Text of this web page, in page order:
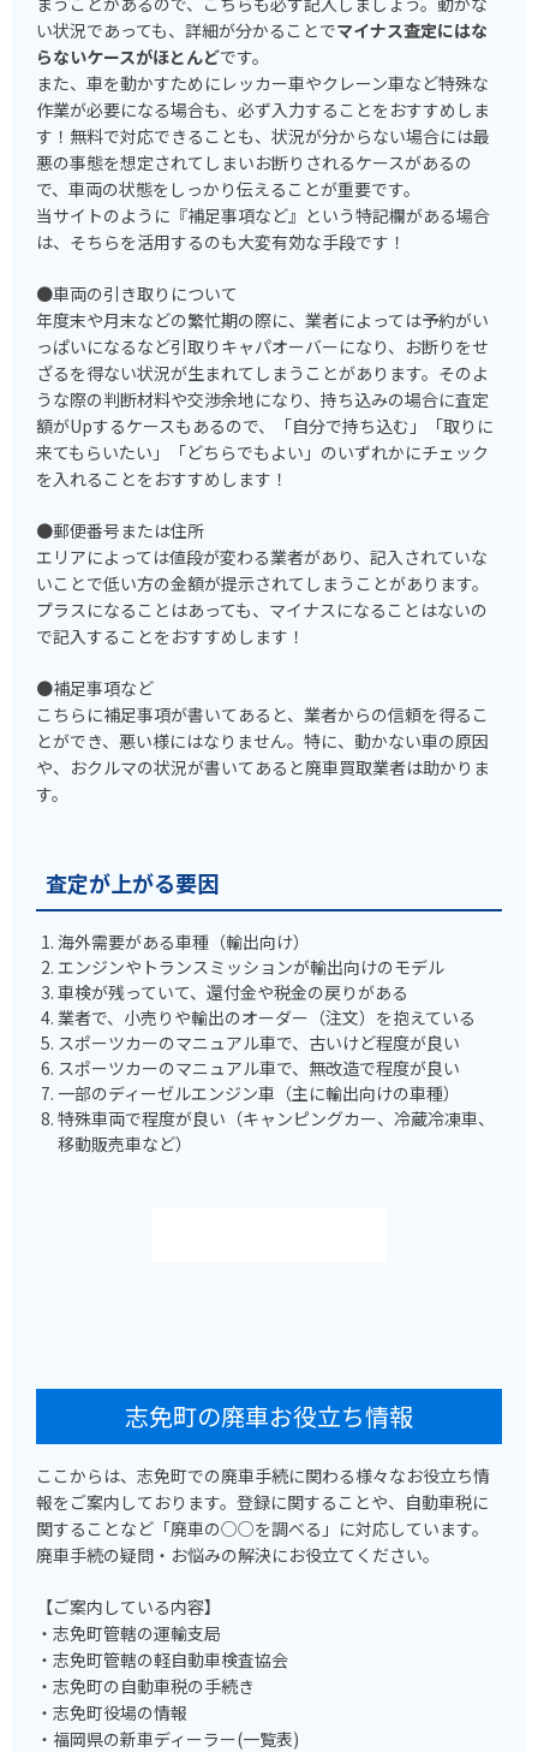
い状況であっても、詳細が分かることでマイナス査定にはな
らないケースがほとんどです。
また、車を動かすためにレッカー車やクレーン車など特殊な
作業が必要になる場合も、必ず入力することをおすすめしま
す！無料で対応できることも、状況が分からない場合には最
悪の事態を想定されてしまいお断りされるケースがあるの
で、車両の状態をしっかり伝えることが重要です。
当サイトのように『補足事項など』という特記欄がある場合
は、そちらを活用するのも大変有効な手段です！
●車両の引き取りについて
年度末や月末などの繁忙期の際に、業者によっては予約がい
っぱいになるなど引取りキャパオーバーになり、お断りをせ
ざるを得ない状況が生まれてしまうことがあります。そのよ
うな際の判断材料や交渉余地になり、持ち込みの場合に査定
額がUpするケースもあるので、「自分で持ち込む」「取りに
来てもらいたい」「どちらでもよい」のいずれかにチェック
を入れることをおすすめします！
●郵便番号または住所
エリアによっては値段が変わる業者があり、記入されていな
いことで低い方の金額が提示されてしまうことがあります。
プラスになることはあっても、マイナスになることはないの
で記入することをおすすめします！
●補足事項など
こちらに補足事項が書いてあると、業者からの信頼を得るこ
とができ、悪い様にはなりません。特に、動かない車の原因
や、おクルマの状況が書いてあると廃車買取業者は助かりま
す。
査定が上がる要因
海外需要がある車種（輸出向け）
エンジンやトランスミッションが輸出向けのモデル
車検が残っていて、還付金や税金の戻りがある
業者で、小売りや輸出のオーダー（注文）を抱えている
スポーツカーのマニュアル車で、古いけど程度が良い
スポーツカーのマニュアル車で、無改造で程度が良い
一部のディーゼルエンジン車（主に輸出向けの車種）
特殊車両で程度が良い（キャンピングカー、冷蔵冷凍車、
移動販売車など）
志免町の廃車お役立ち情報
ここからは、志免町での廃車手続に関わる様々なお役立ち情
報をご案内しております。登録に関することや、自動車税に
関することなど「廃車の○○を調べる」に対応しています。
廃車手続の疑問・お悩みの解決にお役立てください。
【ご案内している内容】
・志免町管轄の運輸支局
・志免町管轄の軽自動車検査協会
・志免町の自動車税の手続き
・志免町役場の情報
・福岡県の新車ディーラー(一覧表)